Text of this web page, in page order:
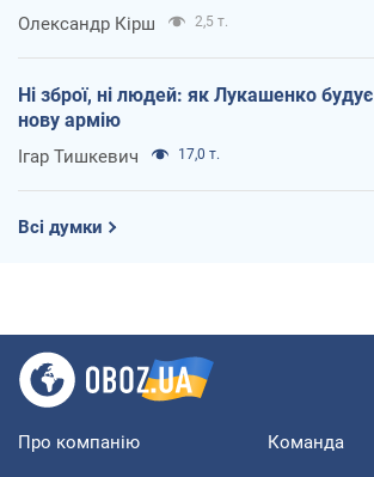
Олександр Кірш 2,5 т.
Ні зброї, ні людей: як Лукашенко будує
нову армію
Ігар Тишкевич 17,0 т.
Всі думки
Про компанію Команда